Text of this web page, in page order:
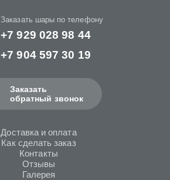
Доставка и оплата
Как сделать заказ
Контакты
Отзывы
Галерея
Заказать шары по телефону
+7 929 028 98 44
+7 904 597 30 19
Заказать
обратный звонок